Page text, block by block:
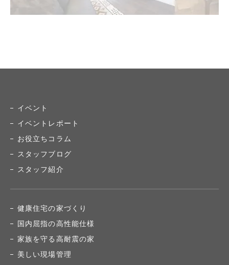
イベント
イベントレポート
お役立ちコラム
スタッフブログ
スタッフ紹介
健康住宅の家づくり
国内屈指の高性能仕様
家族を守る高耐震の家
美しい現場管理